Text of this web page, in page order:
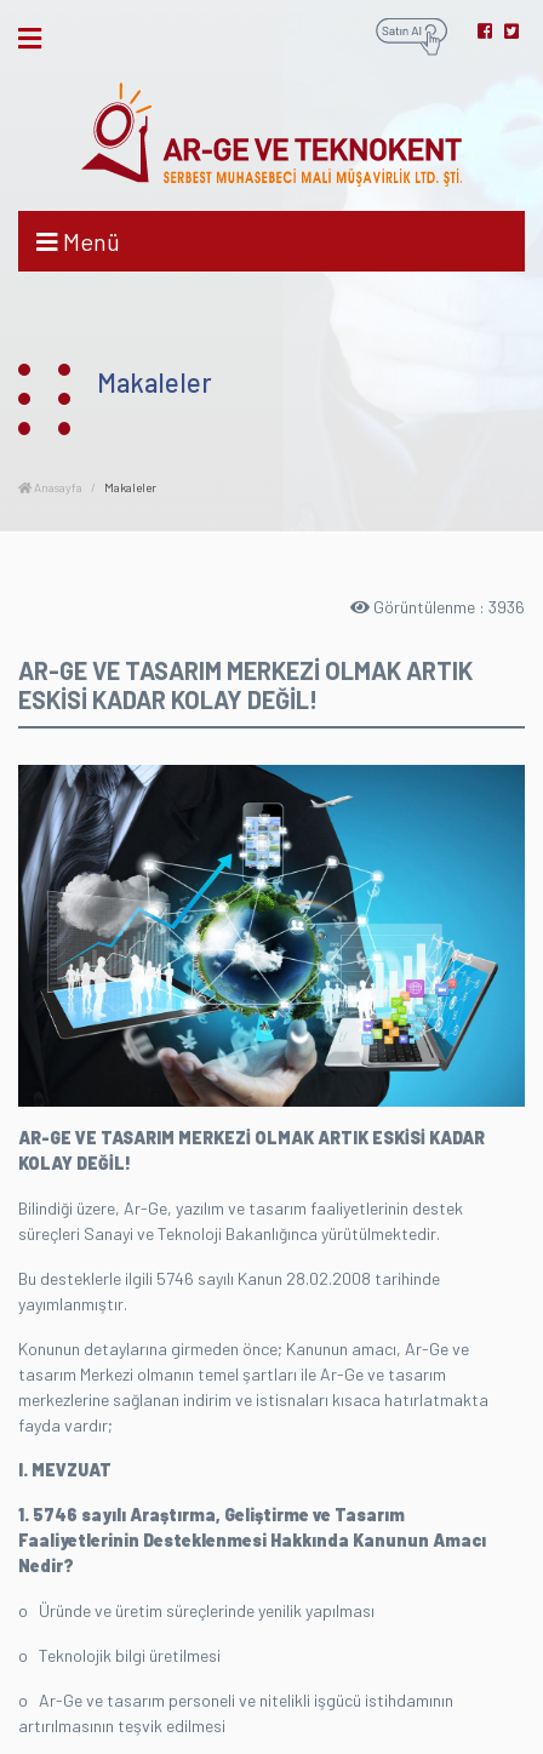
Menü
Makaleler
Anasayfa Makaleler
Görüntülenme : 3936
AR-GE VE TASARIM MERKEZİ OLMAK ARTIK
ESKİSİ KADAR KOLAY DEĞİL!
AR-GE VE TASARIM MERKEZİ OLMAK ARTIK ESKİSİ KADAR
KOLAY DEĞİL!
Bilindiği üzere, Ar-Ge, yazılım ve tasarım faaliyetlerinin destek
süreçleri Sanayi ve Teknoloji Bakanlığınca yürütülmektedir.
Bu desteklerle ilgili 5746 sayılı Kanun 28.02.2008 tarihinde
yayımlanmıştır.
Konunun detaylarına girmeden önce; Kanunun amacı, Ar-Ge ve
tasarım Merkezi olmanın temel şartları ile Ar-Ge ve tasarım
merkezlerine sağlanan indirim ve istisnaları kısaca hatırlatmakta
fayda vardır;
I. MEVZUAT
1. 5746 sayılı Araştırma, Geliştirme ve Tasarım
Faaliyetlerinin Desteklenmesi Hakkında Kanunun Amacı
Nedir?
o Üründe ve üretim süreçlerinde yenilik yapılması
o Teknolojik bilgi üretilmesi
o Ar-Ge ve tasarım personeli ve nitelikli işgücü istihdamının
artırılmasının teşvik edilmesi